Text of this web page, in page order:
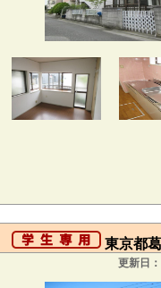
東京都
更新日